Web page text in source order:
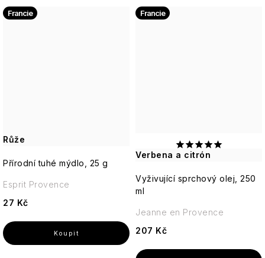
Růže
Francie
Přírodní tuhé mýdlo, 25 g
27 Kč
Esprit Provence
Verbena a citrón
Francie
Vyživující sprchový olej, 250
ml
207 Kč
Jeanne en Provence